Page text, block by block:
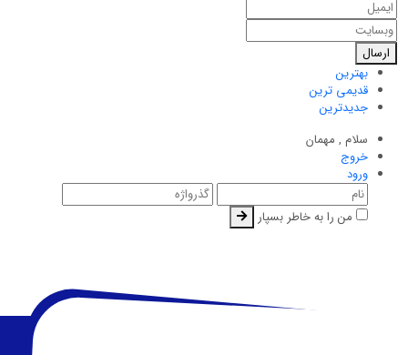
ارسال
بهترین
قدیمی ترین
جدیدترین
سلام , مهمان
خروج
ورود
من را به خاطر بسپار